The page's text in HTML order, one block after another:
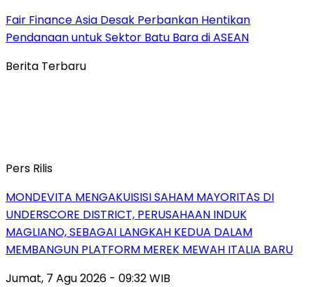
Fair Finance Asia Desak Perbankan Hentikan
Pendanaan untuk Sektor Batu Bara di ASEAN
Berita Terbaru
Pers Rilis
MONDEVITA MENGAKUISISI SAHAM MAYORITAS DI
UNDERSCORE DISTRICT, PERUSAHAAN INDUK
MAGLIANO, SEBAGAI LANGKAH KEDUA DALAM
MEMBANGUN PLATFORM MEREK MEWAH ITALIA BARU
Jumat, 7 Agu 2026 - 09:32 WIB